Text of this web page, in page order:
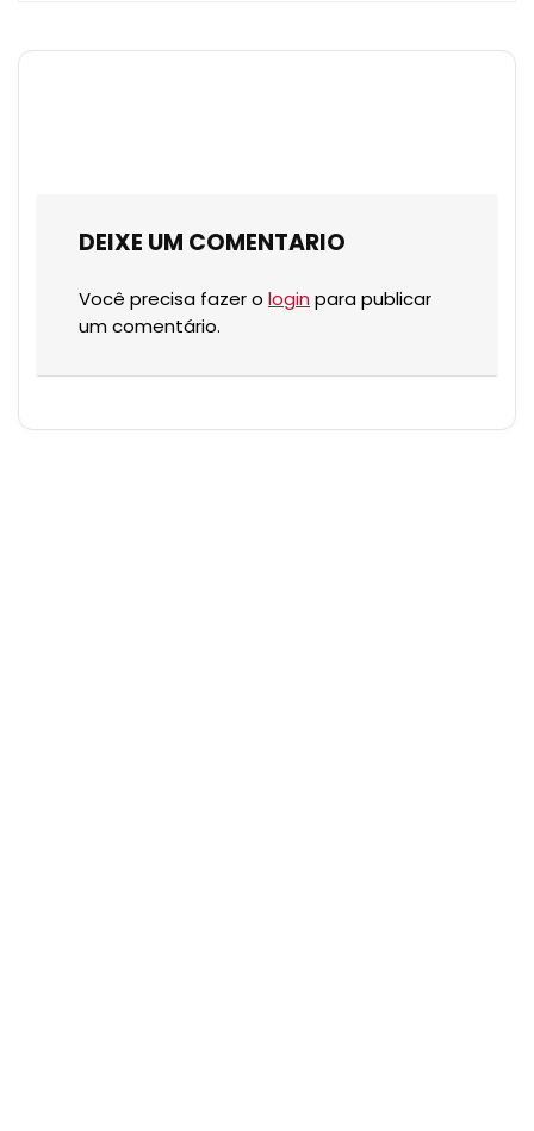
DEIXE UM COMENTARIO
Você precisa fazer o login para publicar
um comentário.